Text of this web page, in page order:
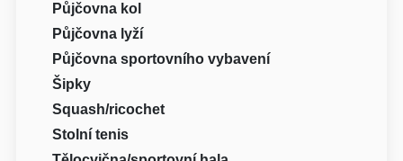
Půjčovna kol
Půjčovna lyží
Půjčovna sportovního vybavení
Šipky
Squash/ricochet
Stolní tenis